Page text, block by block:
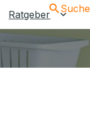
Suche
für
Ratgeber